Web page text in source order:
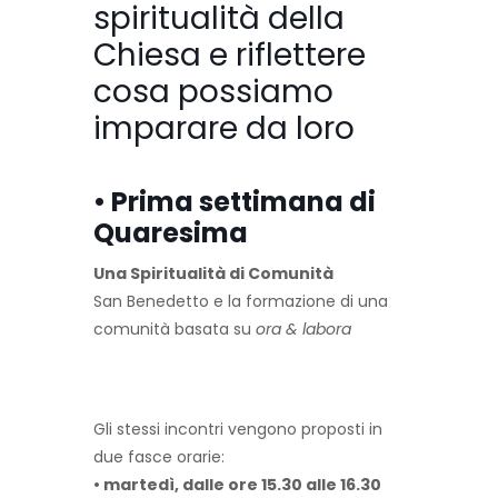
spiritualità della
Chiesa e riflettere
cosa possiamo
imparare da loro
• Prima settimana di
Quaresima
Una Spiritualità di Comunità
San Benedetto e la formazione di una
comunità basata su ora & labora
Gli stessi incontri vengono proposti in
due fasce orarie:
• martedì, dalle ore 15.30 alle 16.30